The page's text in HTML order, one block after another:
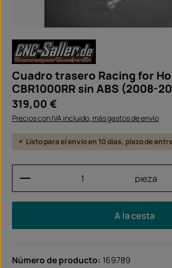
Cuadro trasero Racing for
CBR1000RR sin ABS (2008-
Precio normal:
319,00 €
Precios con IVA incluido, más gastos de envío
Listo para el envío en 10 días, plazo de
Cantidad del producto: pieza
A la cesta
Número de producto: 169789